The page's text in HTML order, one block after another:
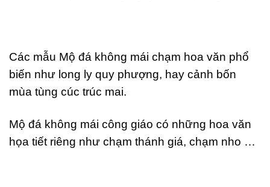
Các mẫu Mộ đá không mái chạm hoa văn phổ
biến như long ly quy phượng, hay cảnh bốn
mùa tùng cúc trúc mai.
Mộ đá không mái công giáo có những hoa văn
họa tiết riêng như chạm thánh giá, chạm nho …